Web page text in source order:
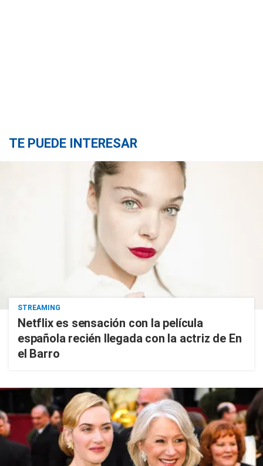
TE PUEDE INTERESAR
STREAMING
Netflix es sensación con la película
española recién llegada con la actriz de En
el Barro